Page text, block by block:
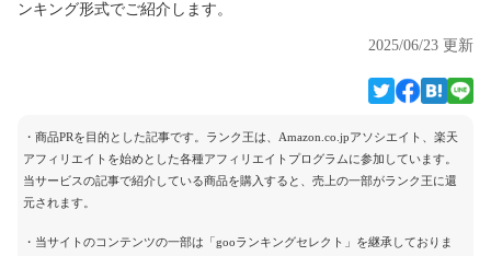
ンキング形式でご紹介します。
2025/06/23 更新
・商品PRを目的とした記事です。ランク王は、Amazon.co.jpアソシエイト、楽天
アフィリエイトを始めとした各種アフィリエイトプログラムに参加しています。
当サービスの記事で紹介している商品を購入すると、売上の一部がランク王に還
元されます。
・当サイトのコンテンツの一部は「gooランキングセレクト」を継承しておりま